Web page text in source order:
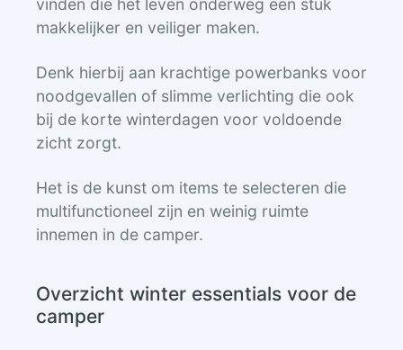
vinden die het leven onderweg een stuk
makkelijker en veiliger maken.
Denk hierbij aan krachtige powerbanks voor
noodgevallen of slimme verlichting die ook
bij de korte winterdagen voor voldoende
zicht zorgt.
Het is de kunst om items te selecteren die
multifunctioneel zijn en weinig ruimte
innemen in de camper.
Overzicht winter essentials voor de
camper